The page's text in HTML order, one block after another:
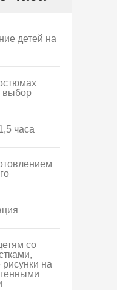
детей на
выбор
часа
со
на